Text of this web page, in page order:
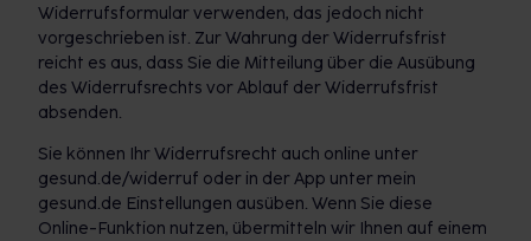
Widerrufsformular verwenden, das jedoch nicht
vorgeschrieben ist. Zur Wahrung der Widerrufsfrist
reicht es aus, dass Sie die Mitteilung über die Ausübung
des Widerrufsrechts vor Ablauf der Widerrufsfrist
absenden.
Sie können Ihr Widerrufsrecht auch online unter
gesund.de/widerruf oder in der App unter mein
gesund.de Einstellungen ausüben. Wenn Sie diese
Online-Funktion nutzen, übermitteln wir Ihnen auf einem